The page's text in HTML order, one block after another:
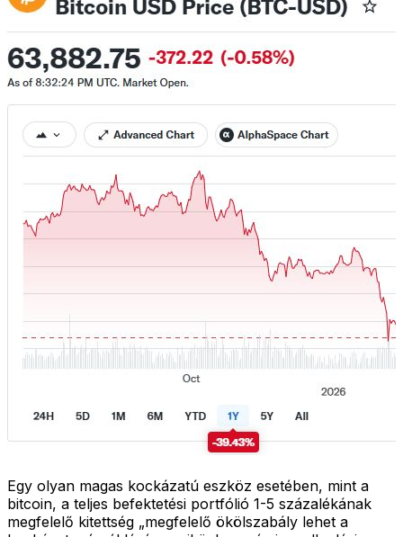
Egy olyan magas kockázatú eszköz esetében, mint a
bitcoin, a teljes befektetési portfólió 1-5 százalékának
megfelelő kitettség „megfelelő ökölszabály lehet a